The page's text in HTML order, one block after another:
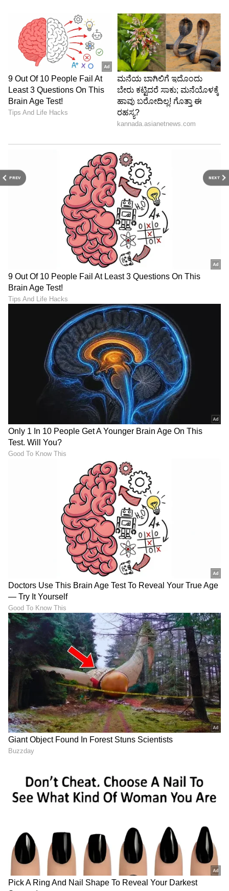
PREV NEXT
ಕೆಲವು ಪಾತ್ರಗಳನ್ನು ಸಂಪೂರ್ಣವಾಗಿ ತೆಗೆದುಹಾಕಲಾಗಿದೆ
ಎಂಬುದನ್ನು ಚಿತ್ರ ನಿರ್ಮಾಪಕರು ನೆನಪಿನಲ್ಲಿಟ್ಟುಕೊಳ್ಳಬೇಕು.
ಅದೇ ಸಮಯದಲ್ಲಿ, ಹನುಮನ ಪಾತ್ರಕ್ಕೆ ಹೆಚ್ಚಿನ
ಪ್ರಾಮುಖ್ಯತೆಯನ್ನು ನೀಡಲಾಗಿಲ್ಲ, ಇದನ್ನು ಧಾರ್ಮಿಕ
ಗ್ರಂಥಗಳಲ್ಲಿ ಉಲ್ಲೇಖಿಸಲಾಗಿದೆ. ಚಿತ್ರವು ಸಂಪೂರ್ಣವಾಗಿ
ಶ್ರೀರಾಮನ ಸುತ್ತ ಮಾತ್ರ ಸುತ್ತುತ್ತಿದೆಯಂತೆ.
ಮುಖೇಶ್ ಖಂಡೇಲ್ವಾಲ್
(Mukhesh Khandelwal)
ಚಿತ್ರದ ಹಲವು ದೃಶ್ಯಗಳಲ್ಲಿ ಸುಧಾರಣೆ ಅಗತ್ಯ
ಆದಿಪುರುಷ ಚಿತ್ರದ ಕೆಲವು ದೃಶ್ಯಗಳು ಸಾಕಷ್ಟು
ಉತ್ಪ್ರೇಕ್ಷಿತವಾಗಿವೆ, ಅವುಗಳಿಗೆ ಧಾರ್ಮಿಕ ಪಠ್ಯಗಳೊಂದಿಗೆ
ಯಾವುದೇ ಸಂಬಂಧವಿಲ್ಲ. ಇಂತಹ ದೃಶ್ಯಗಳು ಜನರ
ಮನಸ್ಸಿನಲ್ಲಿ ಗೊಂದಲವನ್ನು ಸೃಷ್ಟಿಸುತ್ತವೆ, ಅದು
ಸಂಭವಿಸಬಾರದು. ರಾವಣನ ಪಾತ್ರವು ಧಾರ್ಮಿಕ ಗ್ರಂಥಗಳಲ್ಲಿ
ಉಲ್ಲೇಖಿಸಲಾದ ರಾವಣನ ಪಾತ್ರಕ್ಕೆ ಹೊಂದಿಕೆಯಾಗುವುದಿಲ್ಲ.
ಚಿತ್ರದಲ್ಲಿ ಮೇಘನಾದ್ ಅವರ ಸಾವಿನ ಚಿತ್ರ ಸಂಪೂರ್ಣವಾಗಿ
ಕಾಲ್ಪನಿಕವಾಗಿದೆ. ಧಾರ್ಮಿಕ ಗ್ರಂಥಗಳಲ್ಲಿ, ಪ್ರತಿ ಪಾತ್ರದ
ವಿಶೇಷ ಉಡುಗೆಯನ್ನು ಹೇಳಲಾಗಿದೆ, ಆದರೆ ಚಲನಚಿತ್ರದಲ್ಲಿ
ಯಾರ ತಲೆಯ ಮೇಲೂ ಕಿರೀಟವಿಲ್ಲ. ಚಿತ್ರದಲ್ಲಿ ತೋರಿಸಿರುವ
ರಾಮ್ ಮತ್ತು ರಾವಣ ನಡುವಿನ ದ್ವಂದ್ವಯುದ್ಧವು ವಿಎಫ್‌ಎಕ್ಸ್
ಎಫೆಕ್ಟ್‌ನಿಂದ ತುಂಬಾ ಚೆನ್ನಾಗಿದೆ, ಆದರೆ ಮತ್ತಷ್ಟು ಸುಧಾರಣೆಗೆ
ಅವಕಾಶವಿತ್ತು. ಚಿತ್ರದ ಸಂಗೀತ ತುಂಬಾ ಚೆನ್ನಾಗಿದೆ.
ಚಿಂತಾಮನ್ ದೇವಸ್ಥಾನದ ಅರ್ಚಕ
ರಾಣಿ ಲುಕ್‌ನಲ್ಲಿ 'ಆದಿಪುರುಷ್' ಸೀತೆ ಕೃತಿ ಮಿಂಚಿಂಗ್
ಯುವಜನತೆಗೆ ದೊಡ್ಡ ಸಂದೇಶ ನೀಡುತ್ತದೆ
ಆದಿಪುರುಷ ಚಿತ್ರದಲ್ಲಿ ರಾವಣನಿಂದ ಸೀತಾ ಅಪಹರಣ,
ಮೇಘನಾದನ ವಧೆ ಮತ್ತು ಶ್ರೀರಾಮನ ಮುಂದೆ ಸೀತಾ
ಅಪಹರಣ ಇತ್ಯಾದಿ ಮೂಲ ರಾಮಾಯಣಕ್ಕಿಂತ ವಿಭಿನ್ನವಾಗಿ
ತೋರಿಸಲಾಗಿದೆ. ಆದರೆ ಇದೆಲ್ಲದರ ನಡುವೆಯೂ ಶ್ರೀರಾಮನ
ಸೀತೆಯ ಮೇಲಿನ ಪ್ರೀತಿಯನ್ನು ತೋರಿಸುವ ಕೆಲವು
ದೃಶ್ಯಗಳಿವೆ. ಚಿತ್ರದಲ್ಲಿ ಶ್ರೀರಾಮ್ ಪಾತ್ರವನ್ನು ಬಿಟ್ಟರೆ ಬೇರೆ
ಯಾವ ಪಾತ್ರವೂ ಅವರ ಪಾತ್ರಕ್ಕೆ ನ್ಯಾಯ ಒದಗಿಸಿಲ್ಲ. ಚಿತ್ರದ
ಸಂಗೀತ ಸುಮಧುರವಾಗಿದೆ, ಪ್ರತಿಯೊಬ್ಬರೂ ಈ ಚಿತ್ರವನ್ನು
ಒಮ್ಮೆ ನೋಡಲೇಬೇಕು.
ಪಂ.ಧನಂಜಯ್ ಶರ್ಮಾ(Pa. Dhananjay Sharma)